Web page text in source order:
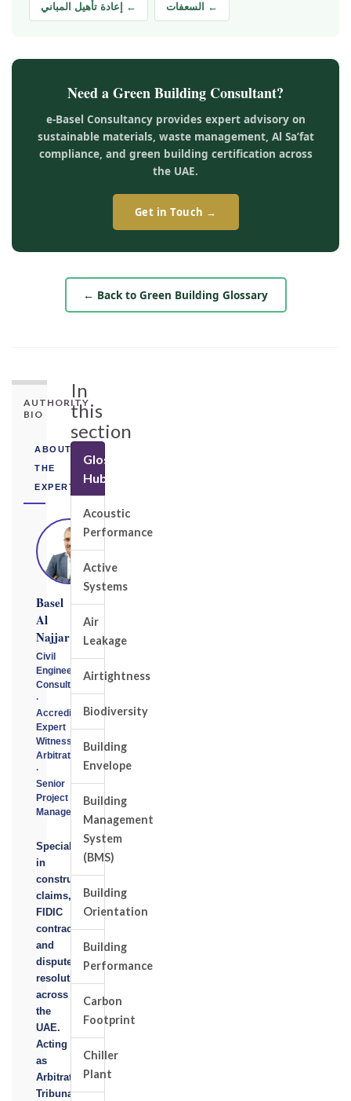
← السعفات ← إعادة تأهيل المباني
Need a Green Building Consultant?
e-Basel Consultancy provides expert advisory on
sustainable materials, waste management, Al Sa’fat
compliance, and green building certification across
the UAE.
Get in Touch →
← Back to Green Building Glossary
AUTHORITY
BIO
ABOUT
THE
EXPERT
Basel
Al
Najjar
Civil
Engineering
Consultant
·
Accredited
Expert
Witness
Arbitrator
·
Senior
Project
Manager
Specialising
in
construction
claims,
FIDIC
contracts,
and
dispute
resolution
across
the
UAE.
Acting
as
Arbitrator,
Tribunal
In
this
section
Glossary
Hub
Acoustic
Performance
Active
Systems
Air
Leakage
Airtightness
Biodiversity
Building
Envelope
Building
Management
System
(BMS)
Building
Orientation
Building
Performance
Carbon
Footprint
Chiller
Plant